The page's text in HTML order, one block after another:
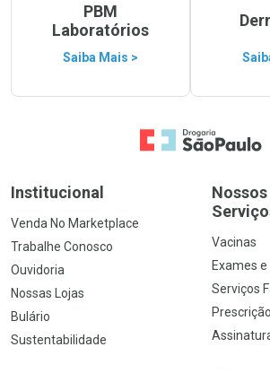
PBM
Laboratórios
Saiba Mais >
Ir para a Home
Institucional
Venda No Marketplace
Trabalhe Conosco
Ouvidoria
Nossas Lojas
Bulário
Sustentabilidade
Nossos
Vacinas
Exames
Serviços